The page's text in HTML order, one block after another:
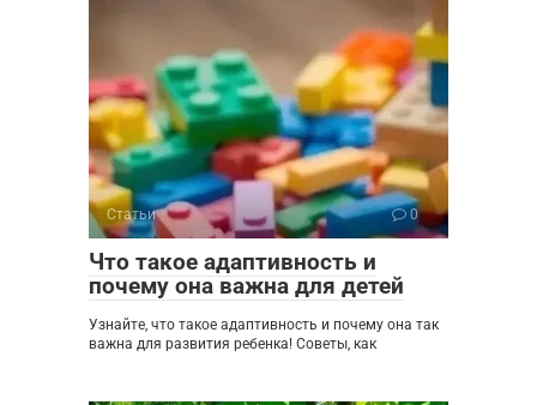
Статьи 0
Что такое адаптивность и
почему она важна для детей
Узнайте, что такое адаптивность и почему она так
важна для развития ребенка! Советы, как